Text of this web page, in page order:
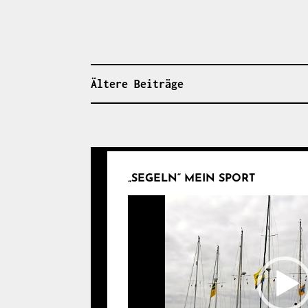
BEITRAGSNAVIGATION
Ältere Beiträge
„SEGELN“ MEIN SPORT